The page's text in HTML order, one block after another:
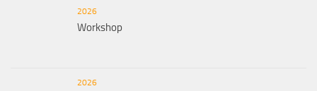
2026
Workshop
2026